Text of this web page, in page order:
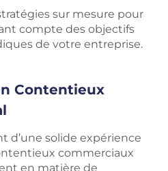
sur mesure pour
compte des objectifs
de votre entreprise.
Contentieux
d’une solide expérience
commerciaux
en matière de